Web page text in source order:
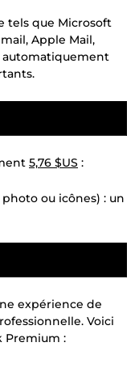
tels que Microsoft
Apple Mail,
automatiquement
5,76 $US :
ou icônes) : un
expérience de
Voici
Premium :